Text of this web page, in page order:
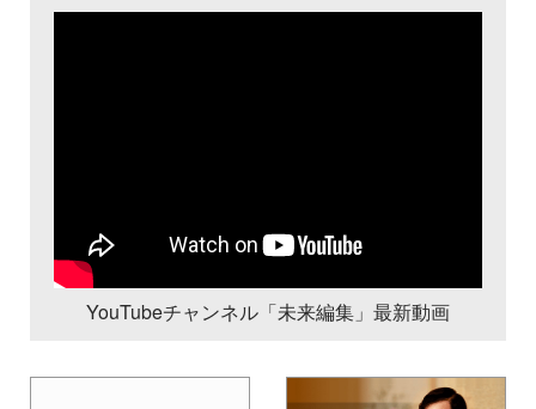
YouTubeチャンネル「未来編集」最新動画